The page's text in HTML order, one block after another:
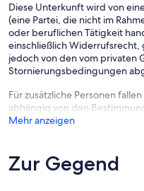
Diese Unterkunft wird von
(eine Partei, die nicht im
oder beruflichen Tätigkeit
einschließlich
jedoch von den vom privaten
Stornierungsbedingungen
Für zusätzliche Personen
abhängig von den
Mehr anzeigen
Zur Gegend